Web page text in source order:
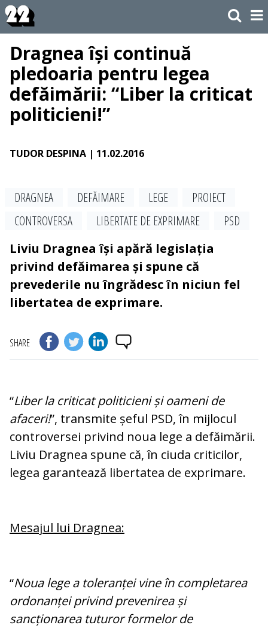
Dragnea își continuă
pledoaria pentru legea
defăimării: “Liber la criticat
politicieni!”
TUDOR DESPINA | 11.02.2016
DRAGNEA DEFĂIMARE LEGE
PROIECT
CONTROVERSA
LIBERTATE DE EXPRIMARE
PSD
Liviu Dragnea își apără legislația
privind defăimarea și spune că
prevederile nu îngrădesc în niciun fel
libertatea de exprimare.
SHARE
“Liber la criticat politicieni și oameni de
afaceri!”, transmite șeful PSD, în mijlocul
controversei privind noua lege a defăimării.
Liviu Dragnea spune că, în ciuda criticilor,
legea garantează libertatea de exprimare.
Mesajul lui Dragnea:
“Noua lege a toleranței vine în completarea
ordonanței privind prevenirea și
sancționarea tuturor formelor de